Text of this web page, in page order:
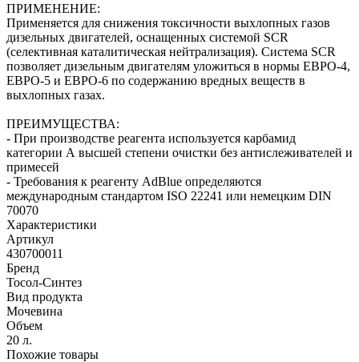
ПРИМЕНЕНИЕ:
Применяется для снижения токсичности выхлопных газов
дизельных двигателей, оснащенных системой SCR
(селективная каталитическая нейтрализация). Система SCR
позволяет дизельным двигателям уложиться в нормы ЕВРО-4,
ЕВРО-5 и ЕВРО-6 по содержанию вредных веществ в
выхлопных газах.
ПРЕИМУЩЕСТВА:
- При производстве реагента используется карбамид
категории А высшей степени очистки без антислеживателей и
примесей
- Требования к реагенту AdBlue определяются
международным стандартом ISO 22241 или немецким DIN
70070
Характеристики
Артикул
430700011
Бренд
Тосол-Синтез
Вид продукта
Мочевина
Объем
20 л.
Похожие товары